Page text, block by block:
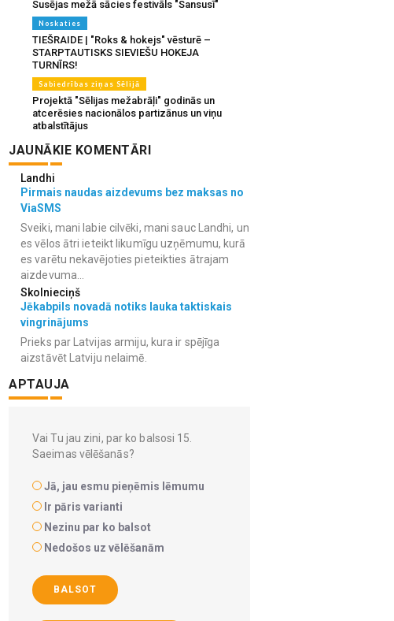
Susējas mežā sācies festivāls "Sansusī"
Noskaties
TIEŠRAIDE | "Roks & hokejs" vēsturē –
STARPTAUTISKS SIEVIEŠU HOKEJA
TURNĪRS!
Sabiedrības ziņas Sēlijā
Projektā "Sēlijas mežabrāļi" godinās un
atcerēsies nacionālos partizānus un viņu
atbalstītājus
JAUNĀKIE KOMENTĀRI
Landhi
Pirmais naudas aizdevums bez maksas no
ViaSMS
Sveiki, mani labie cilvēki, mani sauc Landhi, un
es vēlos ātri ieteikt likumīgu uzņēmumu, kurā
es varētu nekavējoties pieteikties ātrajam
aizdevuma...
Skolnieciņš
Jēkabpils novadā notiks lauka taktiskais
vingrinājums
Prieks par Latvijas armiju, kura ir spējīga
aizstāvēt Latviju nelaimē.
APTAUJA
Vai Tu jau zini, par ko balsosi 15.
Saeimas vēlēšanās?
Jā, jau esmu pieņēmis lēmumu
Ir pāris varianti
Nezinu par ko balsot
Nedošos uz vēlēšanām
BALSOT